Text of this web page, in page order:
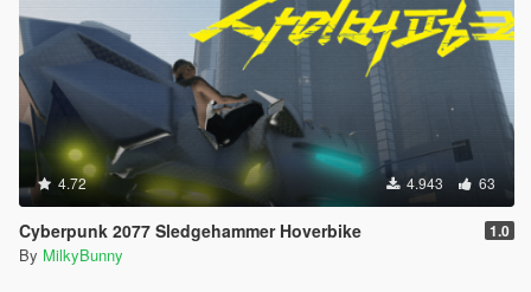
4.72 4.943 63
Cyberpunk 2077 Sledgehammer Hoverbike 1.0
By MilkyBunny